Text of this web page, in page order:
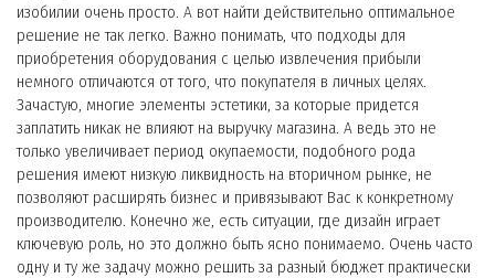
изобилии очень просто. А вот найти действительно оптимальное
решение не так легко. Важно понимать, что подходы для
приобретения оборудования с целью извлечения прибыли
немного отличаются от того, что покупателя в личных целях.
Зачастую, многие элементы эстетики, за которые придется
заплатить никак не влияют на выручку магазина. А ведь это не
только увеличивает период окупаемости, подобного рода
решения имеют низкую ликвидность на вторичном рынке, не
позволяют расширять бизнес и привязывают Вас к конкретному
производителю. Конечно же, есть ситуации, где дизайн играет
ключевую роль, но это должно быть ясно понимаемо. Очень часто
одну и ту же задачу можно решить за разный бюджет практически